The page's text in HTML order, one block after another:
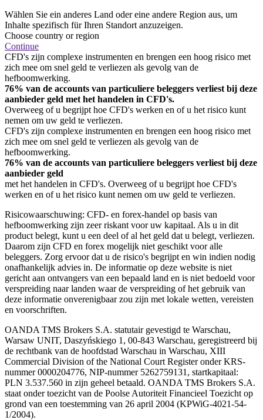
Wählen Sie ein anderes Land oder eine andere Region aus, um
Inhalte spezifisch für Ihren Standort anzuzeigen.
Choose country or region
Continue
CFD's zijn complexe instrumenten en brengen een hoog risico met
zich mee om snel geld te verliezen als gevolg van de
hefboomwerking.
76% van de accounts van particuliere beleggers verliest bij deze
aanbieder geld met het handelen in CFD's.
Overweeg of u begrijpt hoe CFD's werken en of u het risico kunt
nemen om uw geld te verliezen.
CFD's zijn complexe instrumenten en brengen een hoog risico met
zich mee om snel geld te verliezen als gevolg van de
hefboomwerking.
76% van de accounts van particuliere beleggers verliest bij deze
aanbieder geld
met het handelen in CFD's. Overweeg of u begrijpt hoe CFD's
werken en of u het risico kunt nemen om uw geld te verliezen.
Risicowaarschuwing: CFD- en forex-handel op basis van
hefboomwerking zijn zeer riskant voor uw kapitaal. Als u in dit
product belegt, kunt u een deel of al het geld dat u belegt, verliezen.
Daarom zijn CFD en forex mogelijk niet geschikt voor alle
beleggers. Zorg ervoor dat u de risico's begrijpt en win indien nodig
onafhankelijk advies in. De informatie op deze website is niet
gericht aan ontvangers van een bepaald land en is niet bedoeld voor
verspreiding naar landen waar de verspreiding of het gebruik van
deze informatie onverenigbaar zou zijn met lokale wetten, vereisten
en voorschriften.
OANDA TMS Brokers S.A. statutair gevestigd te Warschau,
Warsaw UNIT, Daszyńskiego 1, 00-843 Warschau, geregistreerd bij
de rechtbank van de hoofdstad Warschau in Warschau, XIII
Commercial Division of the National Court Register onder KRS-
nummer 0000204776, NIP-nummer 5262759131, startkapitaal:
PLN 3.537.560 in zijn geheel betaald. OANDA TMS Brokers S.A.
staat onder toezicht van de Poolse Autoriteit Financieel Toezicht op
grond van een toestemming van 26 april 2004 (KPWiG-4021-54-
1/2004).